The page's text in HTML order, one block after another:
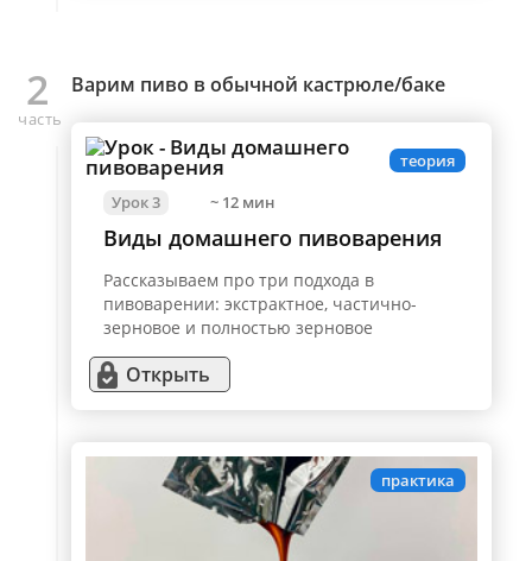
2
часть
Варим пиво в обычной кастрюле/баке
теория
Урок 3
~ 12 мин
Виды домашнего пивоварения
Рассказываем про три подхода в
пивоварении: экстрактное, частично-
зерновое и полностью зерновое
Открыть
практика